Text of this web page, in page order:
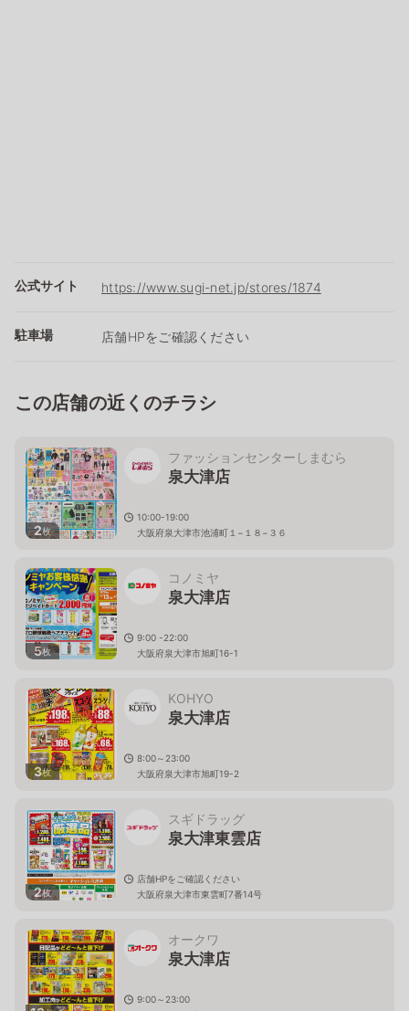
公式サイト https://www.sugi-net.jp/stores/1874
駐車場 店舗HPをご確認ください
この店舗の近くのチラシ
2枚
ファッションセンターしまむら
泉大津店
10:00-19:00
大阪府泉大津市池浦町１−１８−３６
5枚
コノミヤ
泉大津店
9:00 -22:00
大阪府泉大津市旭町16-1
3枚
KOHYO
泉大津店
8:00～23:00
大阪府泉大津市旭町19-2
2枚
スギドラッグ
泉大津東雲店
店舗HPをご確認ください
大阪府泉大津市東雲町7番14号
オークワ
泉大津店
9:00～23:00